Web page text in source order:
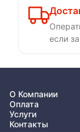
если
О Компании
Оплата
Услуги
Контакты